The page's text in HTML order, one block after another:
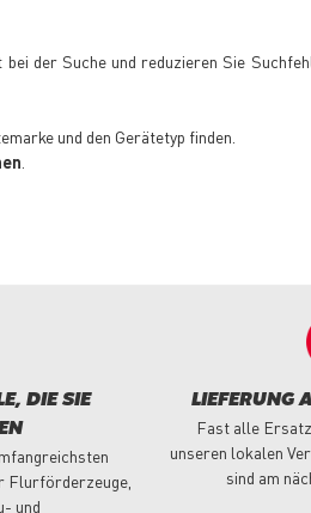
bei der Suche und reduzieren Sie
und den Gerätetyp finden.
DIE SIE
Flurförderzeuge,
und
LIEFERUNG
Fast alle
unseren lokalen
sind am